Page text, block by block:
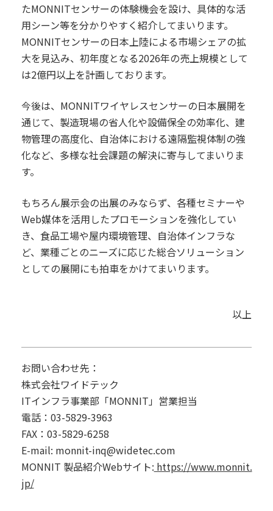
たMONNITセンサーの体験機会を設け、具体的な活
用シーン等を分かりやすく紹介してまいります。
MONNITセンサーの日本上陸による市場シェアの拡
大を見込み、初年度となる2026年の売上規模として
は2億円以上を計画しております。
今後は、MONNITワイヤレスセンサーの日本展開を
通じて、製造現場の省人化や設備保全の効率化、建
物管理の高度化、自治体における遠隔監視体制の強
化など、多様な社会課題の解決に寄与してまいりま
す。
もちろん展示会の出展のみならず、各種セミナーや
Web媒体を活用したプロモーションを強化してい
き、食品工場や屋内環境管理、自治体インフラな
ど、業種ごとのニーズに応じた総合ソリューション
としての展開にも拍車をかけてまいります。
以上
お問い合わせ先：
株式会社ワイドテック
ITインフラ事業部「MONNIT」営業担当
電話： 03-5829-3963
FAX：03-5829-6258
E-mail: monnit-inq@widetec.com
MONNIT 製品紹介Webサイト: https://www.monnit.
jp/